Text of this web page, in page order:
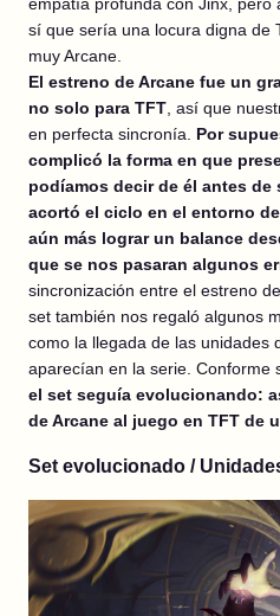
sí que sería una locura digna
muy Arcane.
El estreno de Arcane fue un
no solo para TFT , así que
en perfecta sincronía. Por
complicó la forma en que
podíamos decir de él antes de
acortó el ciclo en el entorno
aún más lograr un balance
que se nos pasaran algunos
sincronización entre el estreno
set también nos regaló algunos
como la llegada de las unidades
aparecían en la serie. Conforme
el set seguía evolucionando:
de Arcane al juego en TFT de
Set evolucionado /